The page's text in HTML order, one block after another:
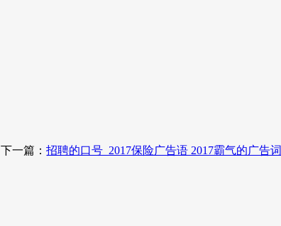
下一篇：招聘的口号_2017保险广告语 2017霸气的广告词